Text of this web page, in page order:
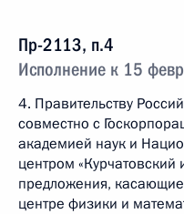
Пр-2113, п.4
Исполнение к 15
4. Правительству
совместно с
академией наук и
центром «Курчатовский
предложения,
центре физики и